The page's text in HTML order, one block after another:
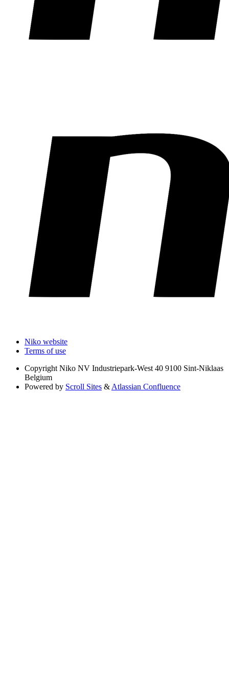
Niko website
Terms of use
Copyright Niko NV Industriepark-West 40 9100 Sint-Niklaas
Belgium
Powered by Scroll Sites & Atlassian Confluence